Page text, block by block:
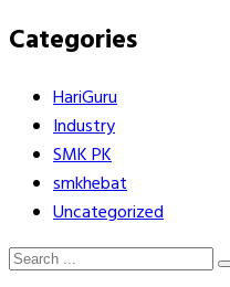
Categories
HariGuru
Industry
SMK PK
smkhebat
Uncategorized